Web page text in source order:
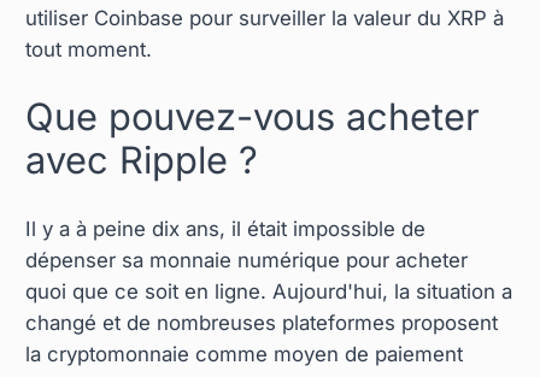
utiliser Coinbase pour surveiller la valeur du XRP à
tout moment.
Que pouvez-vous acheter
avec Ripple ?
Il y a à peine dix ans, il était impossible de
dépenser sa monnaie numérique pour acheter
quoi que ce soit en ligne. Aujourd'hui, la situation a
changé et de nombreuses plateformes proposent
la cryptomonnaie comme moyen de paiement